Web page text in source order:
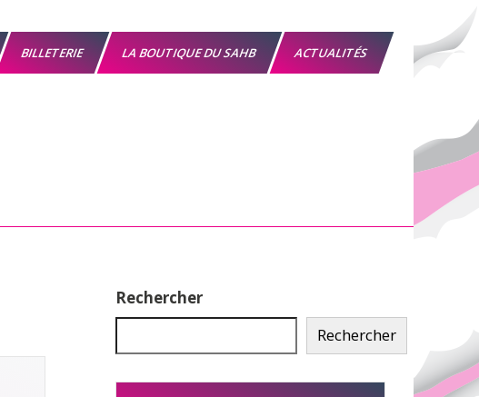
BILLETERIE LA BOUTIQUE DU SAHB ACTUALITÉS
Rechercher
Rechercher